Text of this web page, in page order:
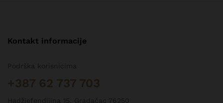
Kontakt informacije